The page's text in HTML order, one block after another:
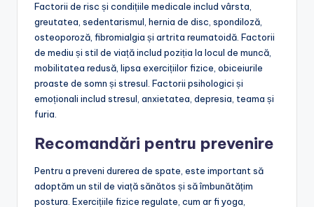
Factorii de risc și condițiile medicale includ vârsta,
greutatea, sedentarismul, hernia de disc, spondiloză,
osteoporoză, fibromialgia și artrita reumatoidă. Factorii
de mediu și stil de viață includ poziția la locul de muncă,
mobilitatea redusă, lipsa exercițiilor fizice, obiceiurile
proaste de somn și stresul. Factorii psihologici și
emoționali includ stresul, anxietatea, depresia, teama și
furia.
Recomandări pentru prevenire
Pentru a preveni durerea de spate, este important să
adoptăm un stil de viață sănătos și să îmbunătățim
postura. Exercițiile fizice regulate, cum ar fi yoga,